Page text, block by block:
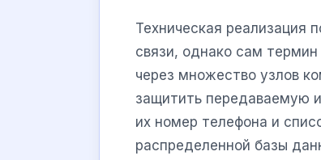
Техническая реализация
связи, однако сам
через множество узлов
защитить передаваемую
их номер телефона и
распределенной базы